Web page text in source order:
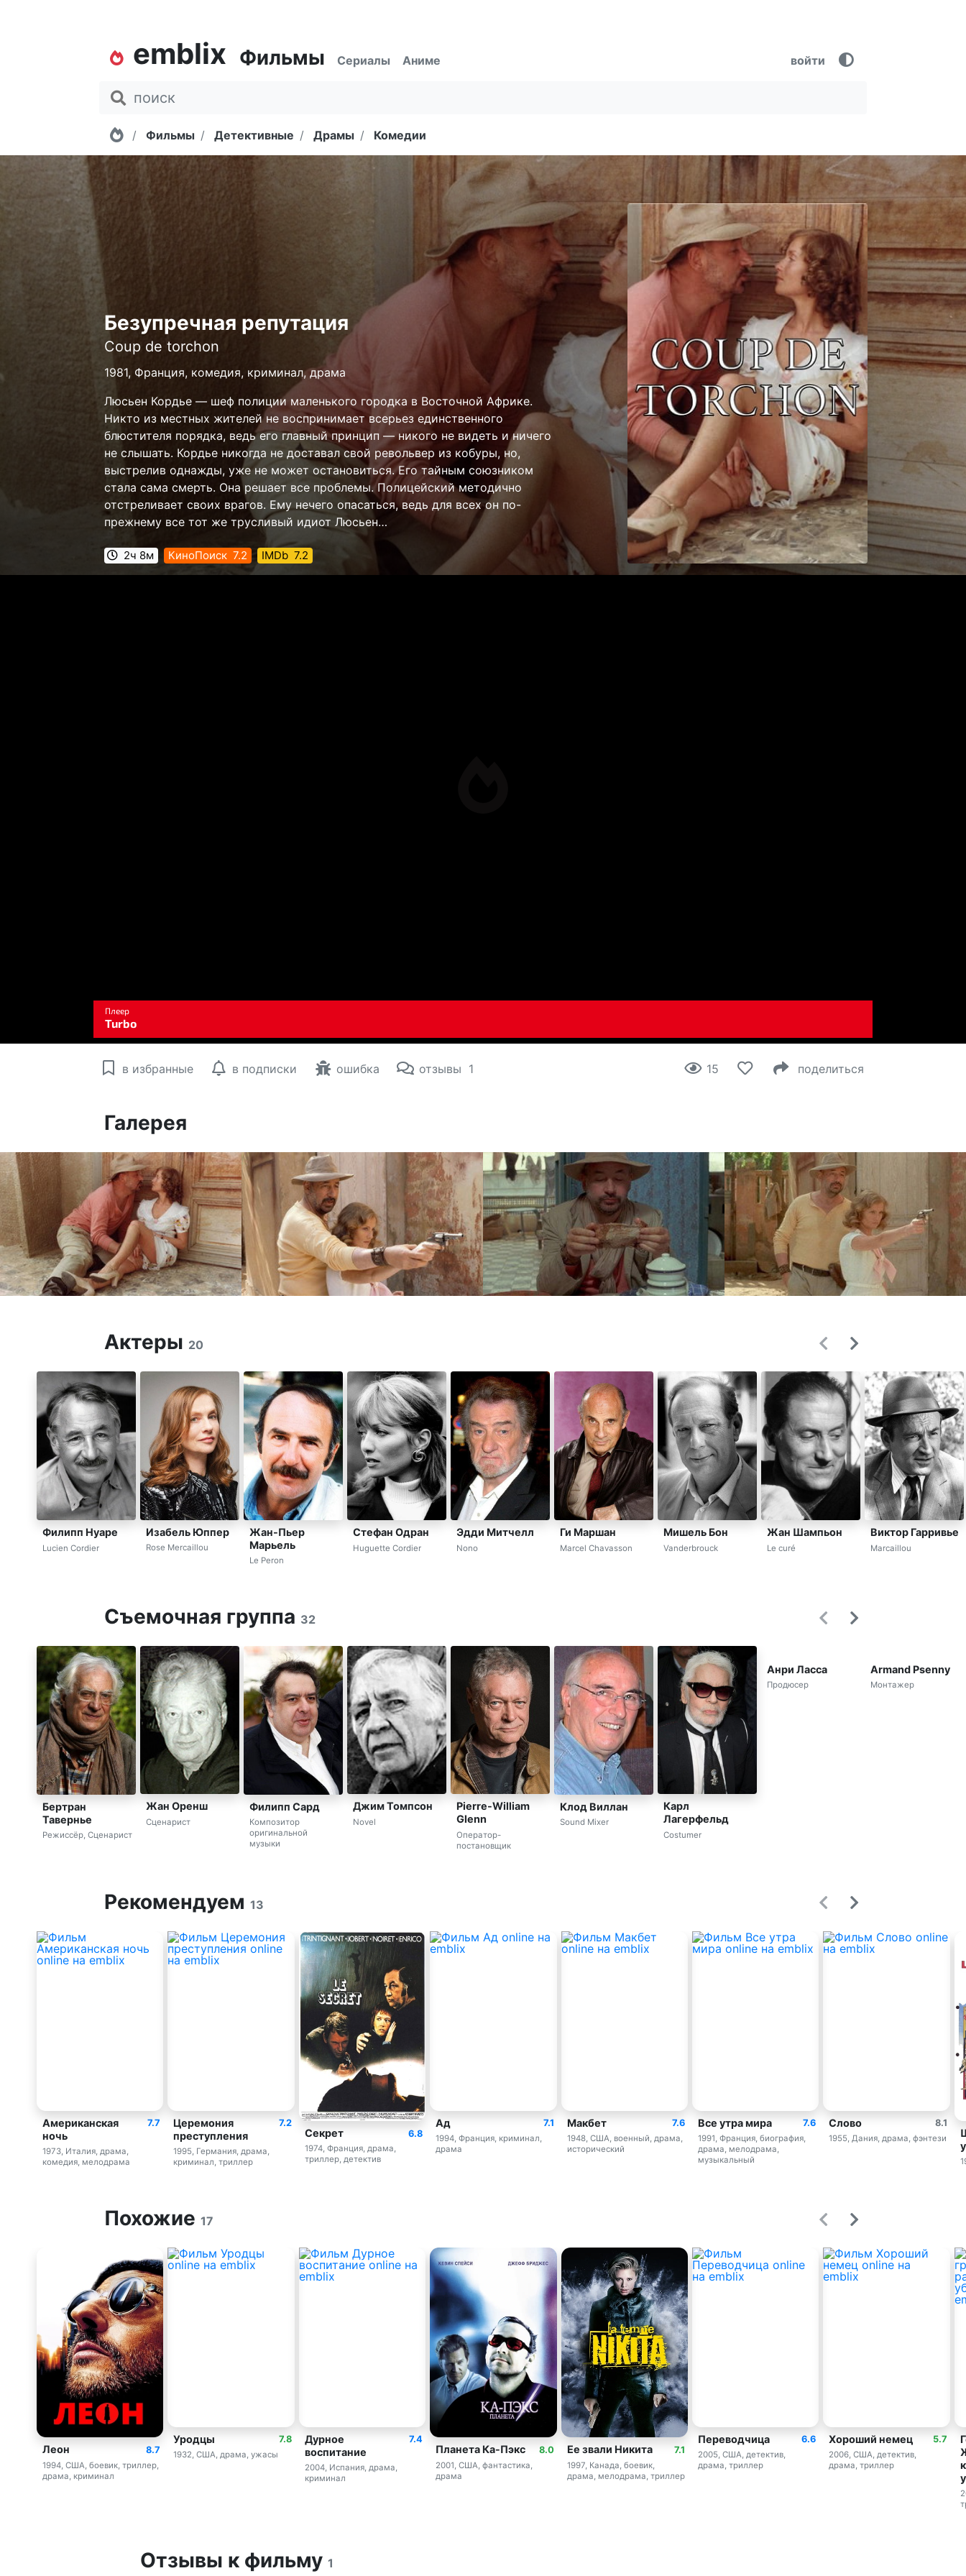
emblix Фильмы Сериалы Аниме войти
Главная
Фильмы Детективные Драмы Комедии
Безупречная репутация
Coup de torchon
1981, Франция, комедия, криминал, драма
Люсьен Кордье — шеф полиции маленького городка в Восточной Африке.
Никто из местных жителей не воспринимает всерьез единственного
блюстителя порядка, ведь его главный принцип — никого не видеть и ничего
не слышать. Кордье никогда не доставал свой револьвер из кобуры, но,
выстрелив однажды, уже не может остановиться. Его тайным союзником
стала сама смерть. Она решает все проблемы. Полицейский методично
отстреливает своих врагов. Ему нечего опасаться, ведь для всех он по-
прежнему все тот же трусливый идиот Люсьен…
2ч 8м КиноПоиск 7.2 IMDb 7.2
в избранные в подписки ошибка отзывы 1 15 поделиться
Галерея
Актеры 20
Филипп Нуаре
Lucien Cordier
Изабель Юппер
Rose Mercaillou
Жан-Пьер
Марьель
Le Peron
Стефан Одран
Huguette Cordier
Эдди Митчелл
Nono
Ги Маршан
Marcel Chavasson
Мишель Бон
Vanderbrouck
Жан Шампьон
Le curé
Виктор Гарривье
Marcaillou
Съемочная группа 32
Бертран
Тавернье
Режиссёр, Сценарист
Жан Оренш
Сценарист
Филипп Сард
Композитор
оригинальной
музыки
Джим Томпсон
Novel
Pierre-William
Glenn
Оператор-
постановщик
Клод Виллан
Sound Mixer
Карл
Лагерфельд
Costumer
Анри Ласса
Продюсер
Armand Psenny
Монтажер
Рекомендуем 13
7.7
Американская
ночь
1973, Италия, драма,
комедия, мелодрама
7.2
Церемония
преступления
1995, Германия, драма,
криминал, триллер
6.8
Секрет
1974, Франция, драма,
триллер, детектив
7.1
Ад
1994, Франция, криминал,
драма
7.6
Макбет
1948, США, военный, драма,
исторический
7.6
Все утра мира
1991, Франция, биография,
драма, мелодрама,
музыкальный
8.1
Слово
1955, Дания, драма, фэнтези
Похожие 17
8.7
Леон
1994, США, боевик, триллер,
драма, криминал
7.8
Уродцы
1932, США, драма, ужасы
7.4
Дурное
воспитание
2004, Испания, драма,
криминал
8.0
Планета Ка-Пэкс
2001, США, фантастика,
драма
7.1
Ее звали Никита
1997, Канада, боевик,
драма, мелодрама, триллер
6.6
Переводчица
2005, США, детектив,
драма, триллер
5.7
Хороший немец
2006, США, детектив,
драма, триллер
Отзывы к фильму 1